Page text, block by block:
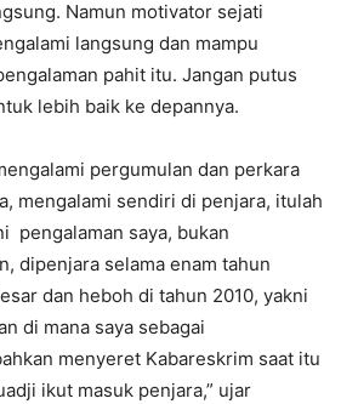
Namun motivator sejati
langsung dan mampu
pahit itu. Jangan putus
lebih baik ke depannya.
pergumulan dan perkara
mengalami sendiri di penjara, itulah
pengalaman saya, bukan
dipenjara selama enam tahun
dan heboh di tahun 2010, yakni
di mana saya sebagai
menyeret Kabareskrim saat itu
ikut masuk penjara,” ujar